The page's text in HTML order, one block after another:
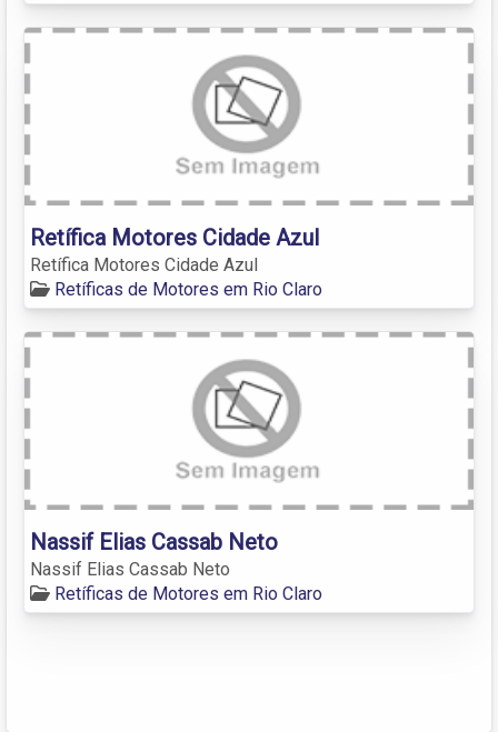
Retífica Motores Cidade Azul
Retífica Motores Cidade Azul
Retíficas de Motores em Rio Claro
Nassif Elias Cassab Neto
Nassif Elias Cassab Neto
Retíficas de Motores em Rio Claro